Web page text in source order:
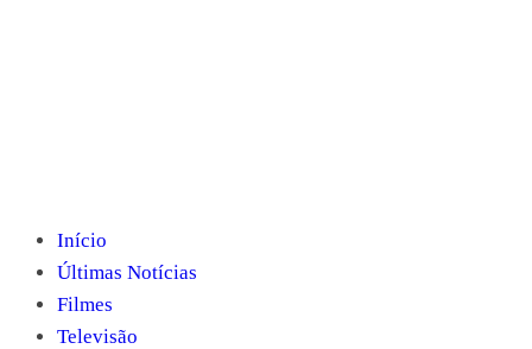
Início
Últimas Notícias
Filmes
Televisão